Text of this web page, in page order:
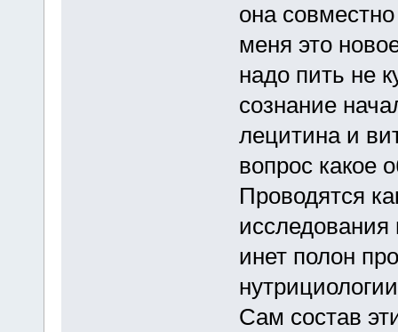
она
меня это
надо пить не
сознание
лецитина и
вопрос какое
Проводятся
инет полон
Сам состав